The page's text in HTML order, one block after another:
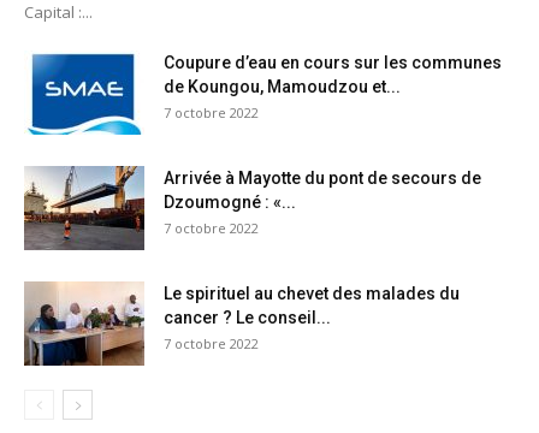
Capital :...
Coupure d’eau en cours sur les communes
de Koungou, Mamoudzou et...
7 octobre 2022
Arrivée à Mayotte du pont de secours de
Dzoumogné : «...
7 octobre 2022
Le spirituel au chevet des malades du
cancer ? Le conseil...
7 octobre 2022